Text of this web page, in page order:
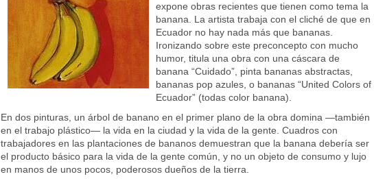
expone obras recientes que tienen como tema la
banana. La artista trabaja con el cliché de que en
Ecuador no hay nada más que bananas.
Ironizando sobre este preconcepto con mucho
humor, titula una obra con una cáscara de
banana “Cuidado”, pinta bananas abstractas,
bananas pop azules, o bananas “United Colors of
Ecuador” (todas color banana).
En dos pinturas, un árbol de banano en el primer plano de la obra domina —también
en el trabajo plástico— la vida en la ciudad y la vida de la gente. Cuadros con
trabajadores en las plantaciones de bananos demuestran que la banana debería ser
el producto básico para la vida de la gente común, y no un objeto de consumo y lujo
en manos de unos pocos, poderosos dueños de la tierra.